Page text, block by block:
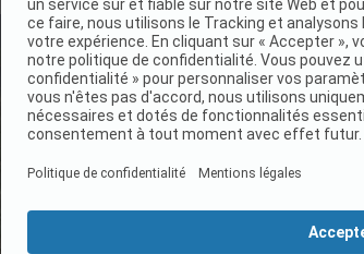
Réservation immédiate